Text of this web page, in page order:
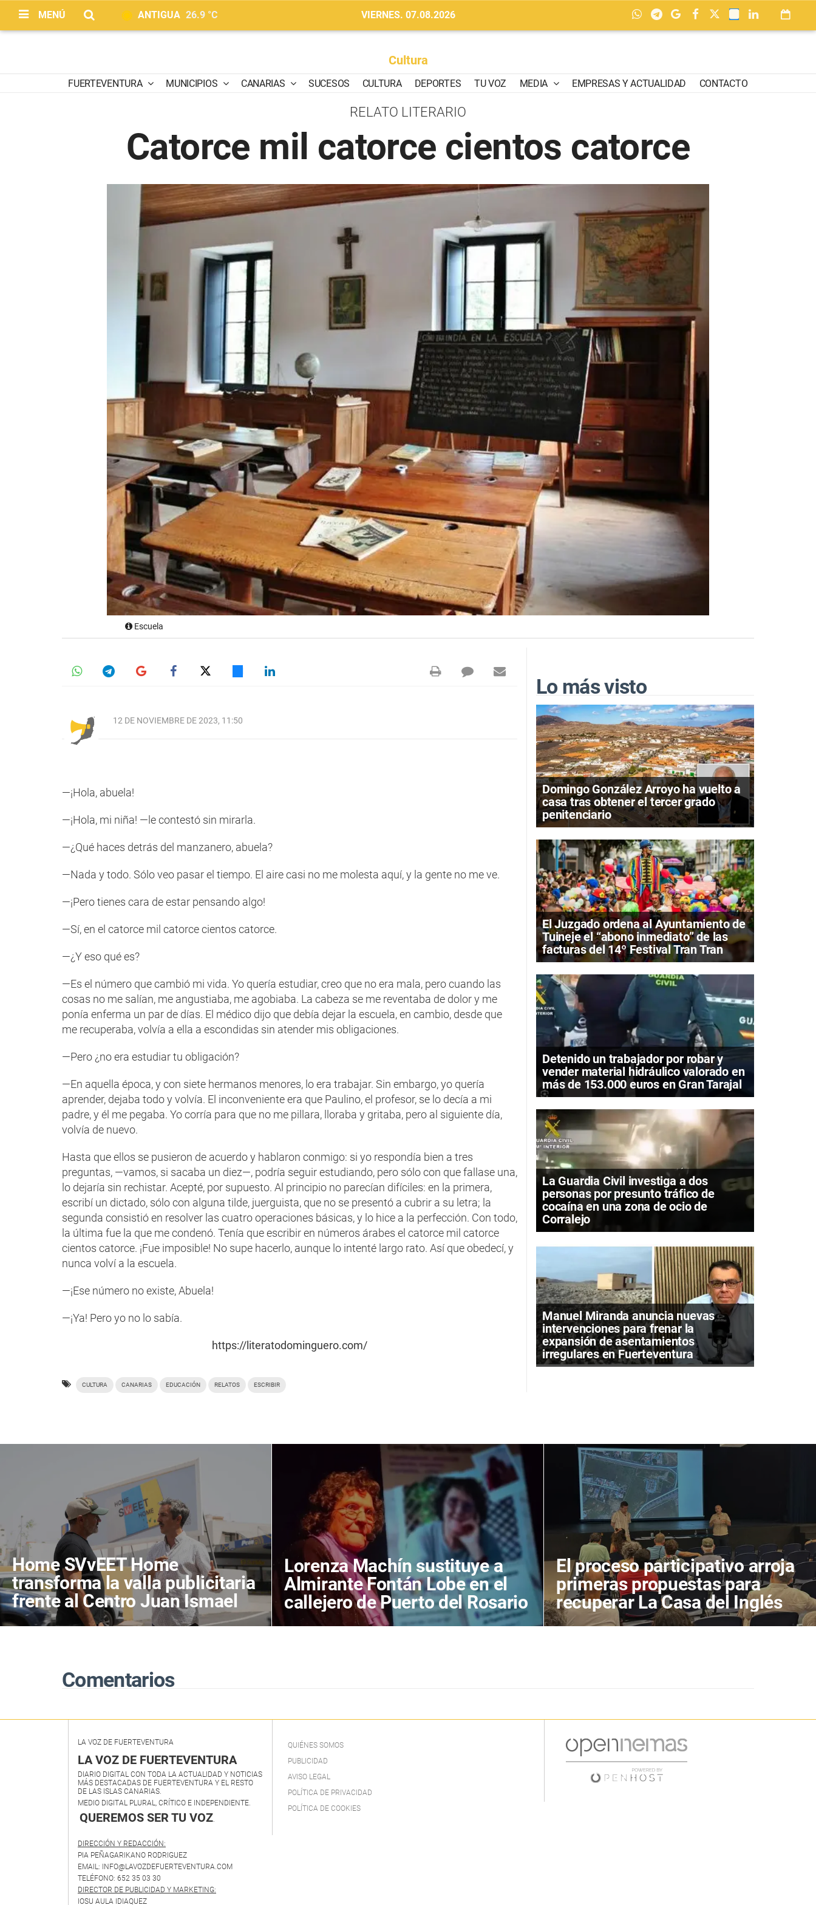
MENÚ ANTIGUA 26.9 °C VIERNES. 07.08.2026
Cultura
FUERTEVENTURA MUNICIPIOS CANARIAS SUCESOS CULTURA DEPORTES TU VOZ MEDIA EMPRESAS Y ACTUALIDAD CONTACTO
RELATO LITERARIO
Catorce mil catorce cientos catorce
Escuela
12 DE NOVIEMBRE DE 2023, 11:50
—¡Hola, abuela!
—¡Hola, mi niña! —le contestó sin mirarla.
—¿Qué haces detrás del manzanero, abuela?
—Nada y todo. Sólo veo pasar el tiempo. El aire casi no me molesta aquí, y la gente no me ve.
—¡Pero tienes cara de estar pensando algo!
—Sí, en el catorce mil catorce cientos catorce.
—¿Y eso qué es?
—Es el número que cambió mi vida. Yo quería estudiar, creo que no era mala, pero cuando las
cosas no me salían, me angustiaba, me agobiaba. La cabeza se me reventaba de dolor y me
ponía enferma un par de días. El médico dijo que debía dejar la escuela, en cambio, desde que
me recuperaba, volvía a ella a escondidas sin atender mis obligaciones.
—Pero ¿no era estudiar tu obligación?
—En aquella época, y con siete hermanos menores, lo era trabajar. Sin embargo, yo quería
aprender, dejaba todo y volvía. El inconveniente era que Paulino, el profesor, se lo decía a mi
padre, y él me pegaba. Yo corría para que no me pillara, lloraba y gritaba, pero al siguiente día,
volvía de nuevo.
Hasta que ellos se pusieron de acuerdo y hablaron conmigo: si yo respondía bien a tres
preguntas, —vamos, si sacaba un diez—, podría seguir estudiando, pero sólo con que fallase una,
lo dejaría sin rechistar. Acepté, por supuesto. Al principio no parecían difíciles: en la primera,
escribí un dictado, sólo con alguna tilde, juerguista, que no se presentó a cubrir a su letra; la
segunda consistió en resolver las cuatro operaciones básicas, y lo hice a la perfección. Con todo,
la última fue la que me condenó. Tenía que escribir en números árabes el catorce mil catorce
cientos catorce. ¡Fue imposible! No supe hacerlo, aunque lo intenté largo rato. Así que obedecí, y
nunca volví a la escuela.
—¡Ese número no existe, Abuela!
—¡Ya! Pero yo no lo sabía.
https://literatodominguero.com/
CULTURA CANARIAS EDUCACIÓN RELATOS ESCRIBIR
Lo más visto
Domingo González Arroyo ha vuelto a
casa tras obtener el tercer grado
penitenciario
El Juzgado ordena al Ayuntamiento de
Tuineje el “abono inmediato” de las
facturas del 14º Festival Tran Tran
Detenido un trabajador por robar y
vender material hidráulico valorado en
más de 153.000 euros en Gran Tarajal
La Guardia Civil investiga a dos
personas por presunto tráfico de
cocaína en una zona de ocio de
Corralejo
Manuel Miranda anuncia nuevas
intervenciones para frenar la
expansión de asentamientos
irregulares en Fuerteventura
Home SVvEET Home
transforma la valla publicitaria
frente al Centro Juan Ismael
en un espacio de reflexión
Lorenza Machín sustituye a
Almirante Fontán Lobe en el
callejero de Puerto del Rosario
El proceso participativo arroja
primeras propuestas para
recuperar La Casa del Inglés
Comentarios
LA VOZ DE FUERTEVENTURA
LA VOZ DE FUERTEVENTURA
DIARIO DIGITAL CON TODA LA ACTUALIDAD Y NOTICIAS
MÁS DESTACADAS DE FUERTEVENTURA Y EL RESTO
DE LAS ISLAS CANARIAS.
MEDIO DIGITAL PLURAL, CRÍTICO E INDEPENDIENTE.
QUEREMOS SER TU VOZ.
DIRECCIÓN Y REDACCIÓN:
PIA PEÑAGARIKANO RODRIGUEZ
EMAIL: INFO@LAVOZDEFUERTEVENTURA.COM
TELÉFONO: 652 35 03 30
DIRECTOR DE PUBLICIDAD Y MARKETING:
IOSU AULA IDIAQUEZ
QUIÉNES SOMOS
PUBLICIDAD
AVISO LEGAL
POLÍTICA DE PRIVACIDAD
POLÍTICA DE COOKIES